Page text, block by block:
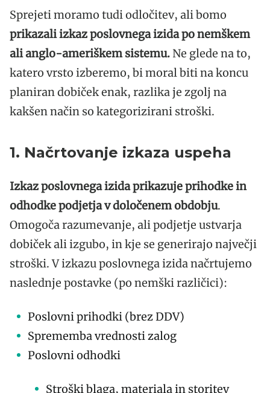
Sprejeti moramo tudi odločitev, ali bomo
prikazali izkaz poslovnega izida po nemškem
ali anglo-ameriškem sistemu. Ne glede na to,
katero vrsto izberemo, bi moral biti na koncu
planiran dobiček enak, razlika je zgolj na
kakšen način so kategorizirani stroški.
1. Načrtovanje izkaza uspeha
Izkaz poslovnega izida prikazuje prihodke in
odhodke podjetja v določenem obdobju.
Omogoča razumevanje, ali podjetje ustvarja
dobiček ali izgubo, in kje se generirajo največji
stroški. V izkazu poslovnega izida načrtujemo
naslednje postavke (po nemški različici):
Poslovni prihodki (brez DDV)
Sprememba vrednosti zalog
Poslovni odhodki
Stroški blaga, materiala in storitev